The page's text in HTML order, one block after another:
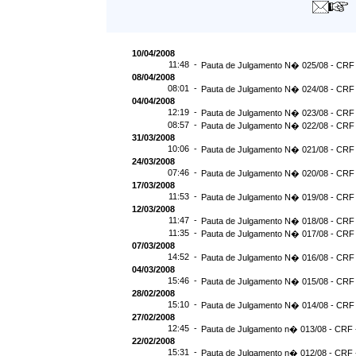
10/04/2008
11:48 - Pauta de Julgamento N� 025/08 - CRF
08/04/2008
08:01 - Pauta de Julgamento N� 024/08 - CRF
04/04/2008
12:19 - Pauta de Julgamento N� 023/08 - CRF
08:57 - Pauta de Julgamento N� 022/08 - CRF
31/03/2008
10:06 - Pauta de Julgamento N� 021/08 - CRF
24/03/2008
07:46 - Pauta de Julgamento N� 020/08 - CRF
17/03/2008
11:53 - Pauta de Julgamento N� 019/08 - CRF
12/03/2008
11:47 - Pauta de Julgamento N� 018/08 - CRF
11:35 - Pauta de Julgamento N� 017/08 - CRF
07/03/2008
14:52 - Pauta de Julgamento N� 016/08 - CRF
04/03/2008
15:46 - Pauta de Julgamento N� 015/08 - CRF
28/02/2008
15:10 - Pauta de Julgamento N� 014/08 - CRF
27/02/2008
12:45 - Pauta de Julgamento n� 013/08 - CRF
22/02/2008
15:31 - Pauta de Julgamento n� 012/08 - CRF